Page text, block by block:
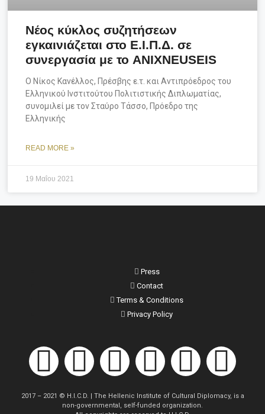
Νέος κύκλος συζητήσεων
εγκαινιάζεται στο Ε.Ι.Π.Δ. σε
συνεργασία με το ANIXNEUSEIS
Ο Νίκος Κανέλλος, Πρέσβης ε.τ. και Αντιπρόεδρος του
Ελληνικού Ινστιτούτου Πολιτιστικής Διπλωματίας,
συνομιλεί με τον Σταύρο Τάσσο, Πρόεδρο της
Ελληνικής
READ MORE »
19 Μαΐου 2021
Press
Contact
Terms & Conditions
Privacy Policy
2017 – 2021 © H.I.C.D. | The Hellenic Institute of Cultural Diplomacy, is a
non-governmental, self-funded organization.